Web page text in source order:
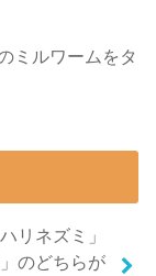
ミルワームをタ
リネズミ」
のどちらが